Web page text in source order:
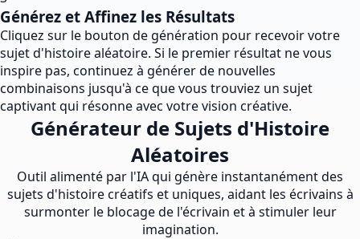
Générez et Affinez les Résultats
Cliquez sur le bouton de génération pour recevoir votre
sujet d'histoire aléatoire. Si le premier résultat ne vous
inspire pas, continuez à générer de nouvelles
combinaisons jusqu'à ce que vous trouviez un sujet
captivant qui résonne avec votre vision créative.
Générateur de Sujets d'Histoire
Aléatoires
Outil alimenté par l'IA qui génère instantanément des
sujets d'histoire créatifs et uniques, aidant les écrivains à
surmonter le blocage de l'écrivain et à stimuler leur
imagination.